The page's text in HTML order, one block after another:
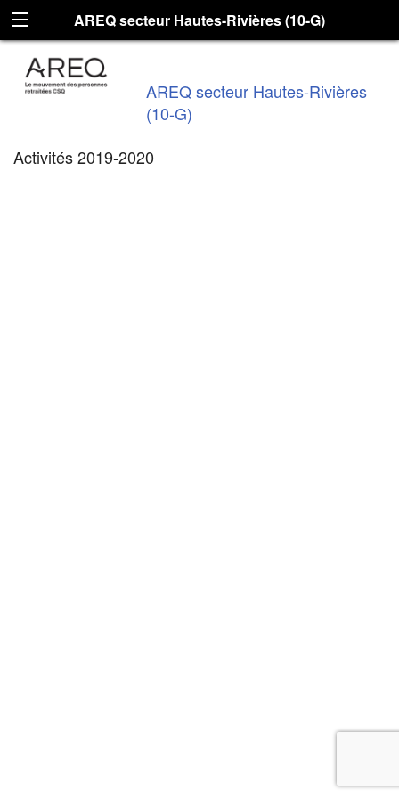
AREQ secteur Hautes-Rivières (10-G)
AREQ secteur Hautes-Rivières
(10-G)
Activités 2019-2020